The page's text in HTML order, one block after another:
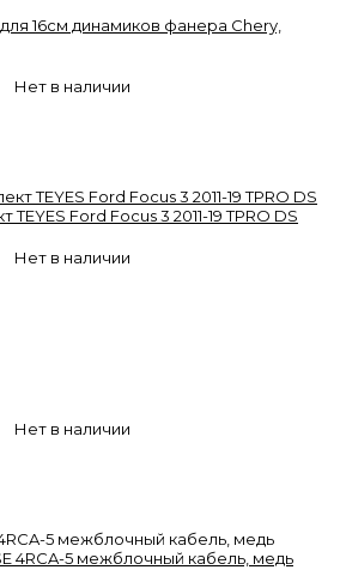
16см динамиков фанера Chery,
Нет в наличии
Ford Focus 3 2011-19 TPRO DS
Нет в наличии
Нет в наличии
5 межблочный кабель, медь